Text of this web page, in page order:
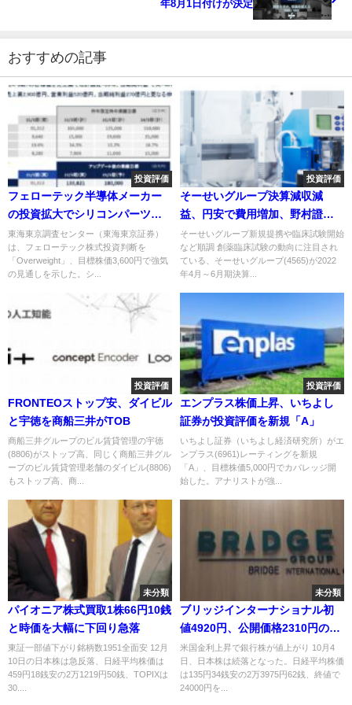
年8月1日付けが決定
おすすめの記事
投資評価
フェローテック半導体メーカー
の投資拡大でシリコンパーツと
パワー半導体基盤が成長
東海東京調査センター（東海東京証券）
は、フェローテック株式投資判断を
「Overweight」、目標株価3,600円で強気
の見通しを示した。シ...
投資評価
そーせいグループ決算減収減
益、円安で費用増加、野村證券
が目標株価引き下げ
そーせいグループ新規提携や臨床試験開始
など順調 創薬臨床試験の動向に注目され
ている、そーせいグループ(4565)が2022
年4月～6月期決算...
投資評価
FRONTEOストップ安、ダイビル
と宇徳を商船三井がTOB
商船三井グループのビル賃貸管理の宇徳
(8806)がストップ高、同じく商船三井グル
ープのビル賃貸管理老舗のダイビル(8806)
もストップ高、商...
投資評価
エンプラス株価上昇、いちよし
証券が投資評価を新規「A」
いちよし証券（いちよし経済研究所）がエ
ンプラス(6961)レーティングを新規
「A」、目標株価5,000円でカバレッジ開
始した。アナリストが強...
未分類
パイオニア株式買取1株66円10銭
と時価を大幅に下回り急落
東証一部値下がり銘柄数1951全面安 12月
10日の日本株は急反落、日経平均株価は
459円18銭安の2万1219円50銭、TOPIXは
30....
未分類
ブリッジインターナショナル初
値4920円、公開価格2310円の
2.13倍
米国金利上昇で銀行株が値上がり 10月4
日、日本株は続落となった。日経平均株価
は135円34銭安の2万3975円62銭、終値で
24000円を...